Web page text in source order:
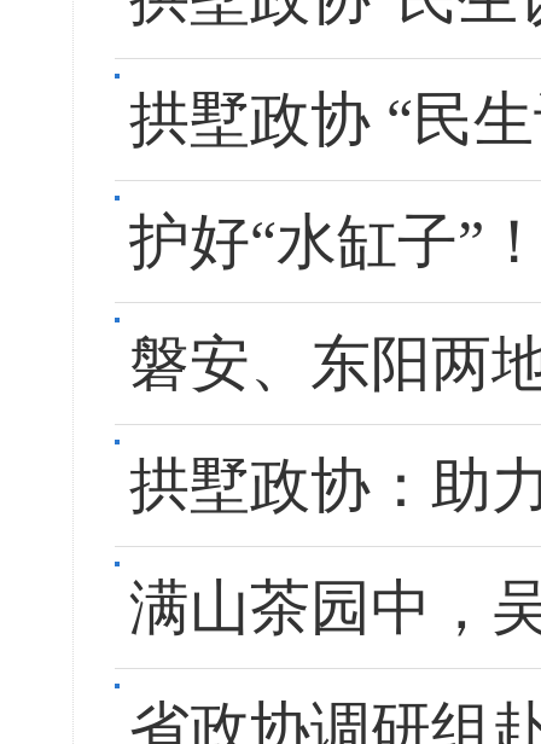
拱墅政协 “民
护好“水缸子”
磐安、东阳两
拱墅政协：助
满山茶园中，
省政协调研组